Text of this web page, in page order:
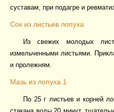
суставам, при подагре и
Сок из листьев лопуха
Из свежих молодых
измельченными листьями.
и пролежням.
Мазь из лопуха 1
По 25 г листьев и корней